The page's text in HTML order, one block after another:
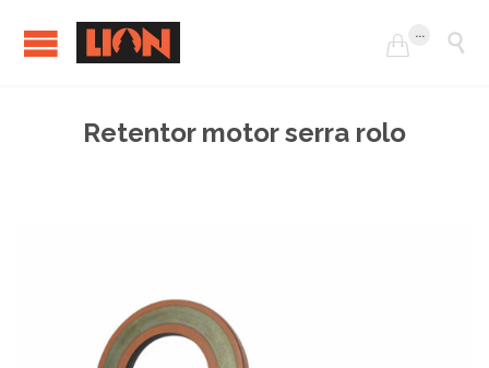

... 
Retentor motor serra rolo